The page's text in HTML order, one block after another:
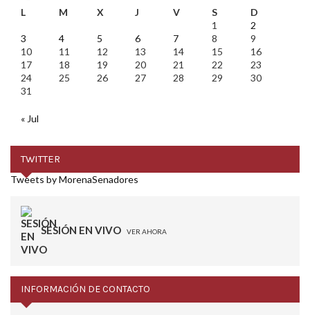
L
M X J V S
D
1
2
3
4 5 6 7 8
9
10
11 12 13 14 15
16
17
18 19 20 21 22
23
24
25 26 27 28 29
30
31
« Jul
TWITTER
Tweets by MorenaSenadores
SESIÓN EN VIVO VER AHORA
INFORMACIÓN DE CONTACTO